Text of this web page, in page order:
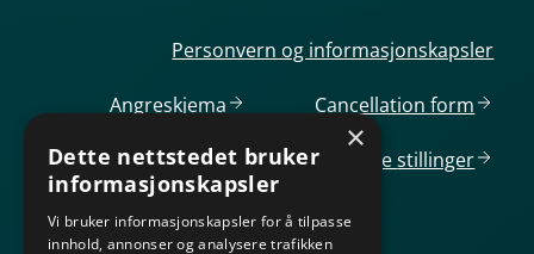
Personvern og informasjonskapsler
Angreskjema Cancellationform
Ledigestillinger
×
Dette nettstedet bruker
informasjonskapsler
Vi bruker informasjonskapsler for å tilpasse
innhold, annonser og analysere trafikken